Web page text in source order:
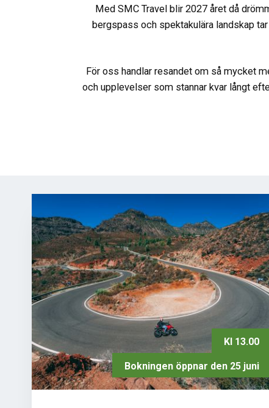
Med SMC Travel blir 2027 året då
bergspass och spektakulära landskap
För oss handlar resandet om så mycket
och upplevelser som stannar kvar långt
Kl 13.00
Bokningen öppnar den 25 juni